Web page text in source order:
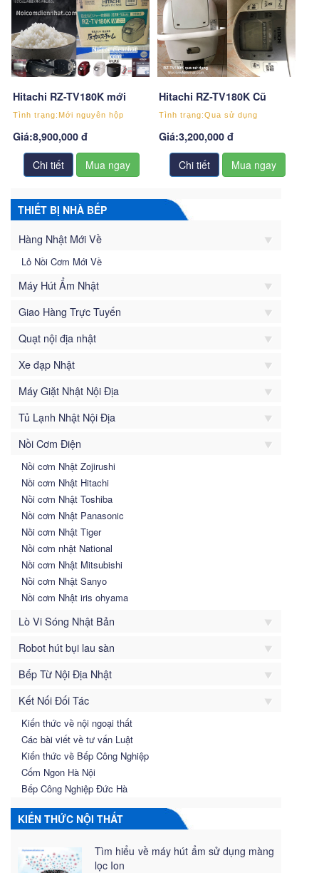
Hitachi RZ-TV180K mới
Tình trạng:Mới nguyên hộp
Giá:8,900,000 đ
Chi tiết
Hitachi RZ-TV180K Cũ
Tình trạng:Qua sử dụng
Giá:3,200,000 đ
Chi tiết
THIẾT BỊ NHÀ BẾP
Hàng Nhật Mới Về
Lô Nồi Cơm Mới Về
Máy Hút Ẩm Nhật
Giao Hàng Trực Tuyến
Quạt nội địa nhật
Xe đạp Nhật
Máy Giặt Nhật Nội Địa
Tủ Lạnh Nhật Nội Địa
Nồi Cơm Điện
Nồi cơm Nhật Zojirushi
Nồi cơm Nhật Hitachi
Nồi cơm Nhật Toshiba
Nồi cơm Nhật Panasonic
Nồi cơm Nhật Tiger
Nồi cơm nhật National
Nồi cơm Nhật Mitsubishi
Nồi cơm Nhật Sanyo
Nồi cơm Nhật iris ohyama
Lò Vi Sóng Nhật Bản
Robot hút bụi lau sàn
Bếp Từ Nội Địa Nhật
Kết Nối Đối Tác
Kiến thức về nội ngoại thất
Các bài viết về tư vấn Luật
Kiến thức về Bếp Công Nghiệp
Cốm Ngon Hà Nội
Bếp Công Nghiệp Đức Hà
KIẾN THỨC NỘI THẤT
Tìm hiểu về máy hút ẩm sử dụng màng
lọc Ion